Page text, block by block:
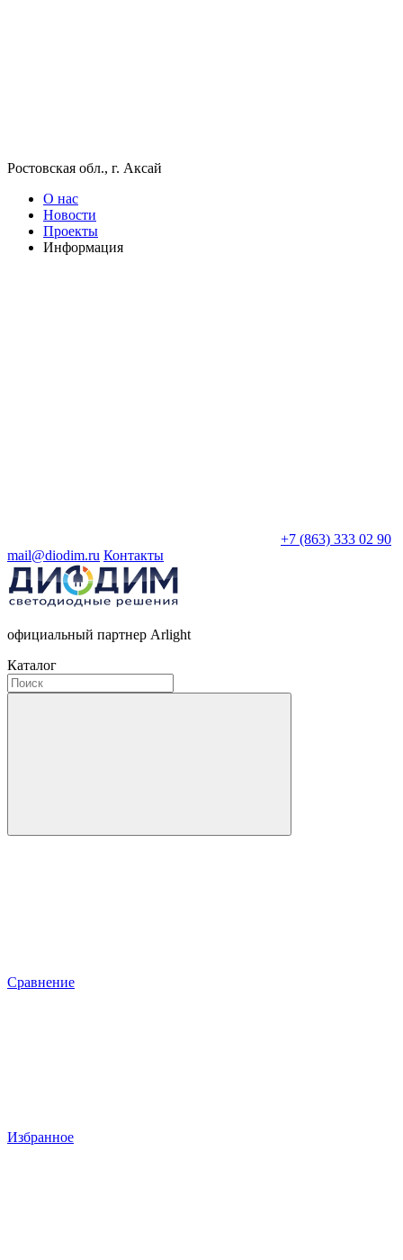
Ростовская обл., г. Аксай
О нас
Новости
Проекты
Информация
+7 (863) 333 02 90
mail@diodim.ru Контакты
официальный партнер Arlight
Каталог
Сравнение
Избранное